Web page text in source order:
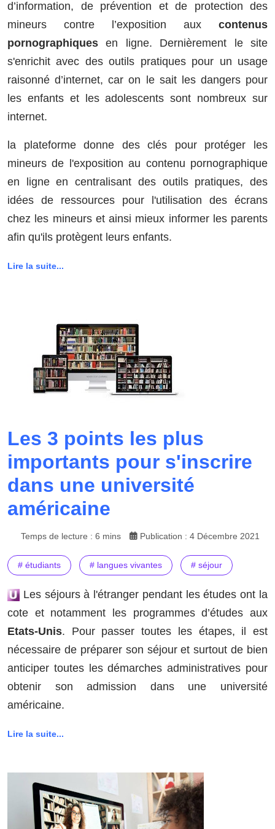
d’information, de prévention et de protection des
mineurs contre l’exposition aux contenus
pornographiques en ligne. Dernièrement le site
s'enrichit avec des outils pratiques pour un usage
raisonné d’internet, car on le sait les dangers pour
les enfants et les adolescents sont nombreux sur
internet.
la plateforme donne des clés pour protéger les
mineurs de l'exposition au contenu pornographique
en ligne en centralisant des outils pratiques, des
idées de ressources pour l'utilisation des écrans
chez les mineurs et ainsi mieux informer les parents
afin qu'ils protègent leurs enfants.
Lire la suite...
Les 3 points les plus
importants pour s'inscrire
dans une université
américaine
Temps de lecture : 6 mins Publication : 4 Décembre 2021
# étudiants # langues vivantes # séjour
Les séjours à l'étranger pendant les études ont la
cote et notamment les programmes d’études aux
Etats-Unis. Pour passer toutes les étapes, il est
nécessaire de préparer son séjour et surtout de bien
anticiper toutes les démarches administratives pour
obtenir son admission dans une université
américaine.
Lire la suite...